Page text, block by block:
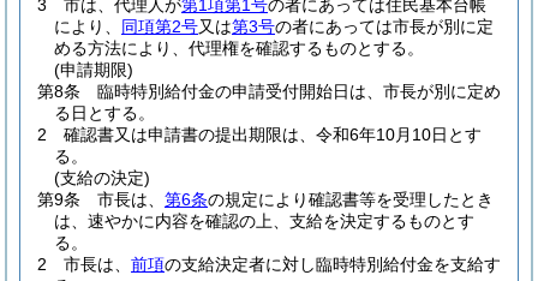
3
市は、代理人が第1項第1号の者にあっては住民基本台帳
により、 同項第2号又は第3号の者にあっては市長が別に定
める方法により、代理権を確認するものとする。
(申請期限)
第8条
臨時特別給付金の申請受付開始日は、市長が別に定め
る日とする。
2
確認書又は申請書の提出期限は、令和6年10月10日とす
る。
(支給の決定)
第9条
市長は、 第6条の規定により確認書等を受理したとき
は、速やかに内容を確認の上、支給を決定するものとす
る。
2
市長は、 前項の支給決定者に対し臨時特別給付金を支給す